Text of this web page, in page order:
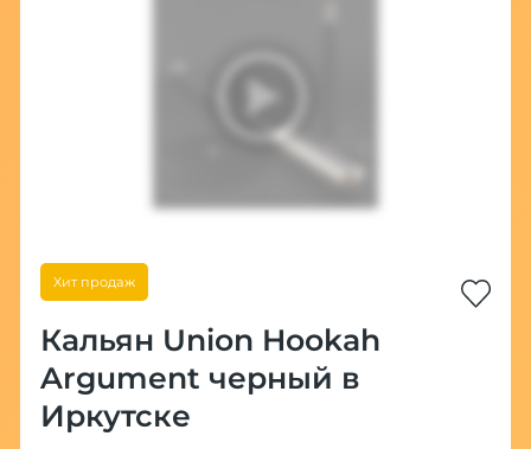
Хит продаж
Кальян Union Hookah
Argument черный в
Иркутске